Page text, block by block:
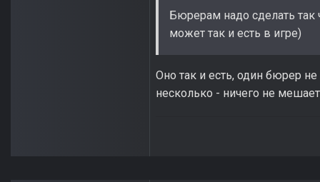
Бюрерам надо сделать
может так и есть в игре)
Оно так и есть, один бюрер
несколько - ничего не